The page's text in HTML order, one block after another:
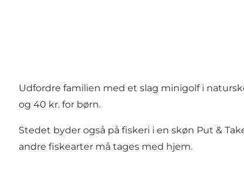
Udfordre familien med et slag minigolf i
og 40 kr. for børn.
Stedet byder også på fiskeri i en skøn Put &
andre fiskearter må tages med hjem.